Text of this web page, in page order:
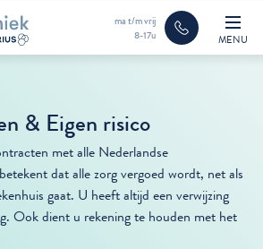
ma t/m vrij
8-17u
MENU
& Eigen risico
met alle Nederlandse
dat alle zorg vergoed wordt, net als
gaat. U heeft altijd een verwijzing
Ook dient u rekening te houden met het